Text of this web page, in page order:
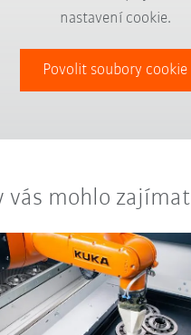
nastavení cookie.
Povolit soubory cookie
vás mohlo zajímat